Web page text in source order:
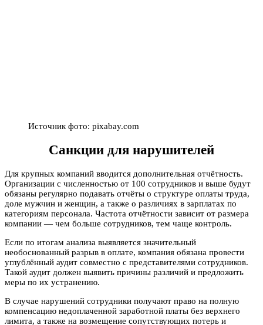
Источник фото: pixabay.com
Санкции для нарушителей
Для крупных компаний вводится дополнительная отчётность.
Организации с численностью от 100 сотрудников и выше будут
обязаны регулярно подавать отчёты о структуре оплаты труда,
доле мужчин и женщин, а также о различиях в зарплатах по
категориям персонала. Частота отчётности зависит от размера
компании — чем больше сотрудников, тем чаще контроль.
Если по итогам анализа выявляется значительный
необоснованный разрыв в оплате, компания обязана провести
углублённый аудит совместно с представителями сотрудников.
Такой аудит должен выявить причины различий и предложить
меры по их устранению.
В случае нарушений сотрудники получают право на полную
компенсацию недоплаченной заработной платы без верхнего
лимита, а также на возмещение сопутствующих потерь и